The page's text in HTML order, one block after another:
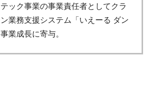
ック事業の事業責任者としてクラ
業務支援システム「いえーる ダン
業成長に寄与。